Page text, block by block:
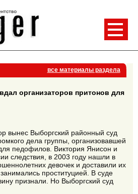
все материалы раздела
организаторов притонов для
вынес Выборгский районный суд
дела группы, организовавшей
педофилов. Виктория Янисон и
следствия, в 2003 году нашли в
девочек и доставили их
проституцией. В суде
признали. Но Выборгский суд